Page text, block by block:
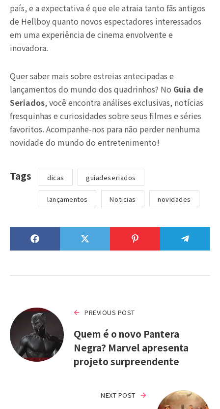
país, e a expectativa é que ele atraia tanto fãs antigos
de Hellboy quanto novos espectadores interessados
em uma experiência de cinema envolvente e
inovadora.
Quer saber mais sobre estreias antecipadas e
lançamentos do mundo dos quadrinhos? No Guia de
Seriados, você encontra análises exclusivas, notícias
fresquinhas e curiosidades sobre seus filmes e séries
favoritos. Acompanhe-nos para não perder nenhuma
novidade do mundo do entretenimento!
Tags dicas guiadeseriados
lançamentos Noticias novidades
PREVIOUS POST
Quem é o novo Pantera
Negra? Marvel apresenta
projeto surpreendente
NEXT POST